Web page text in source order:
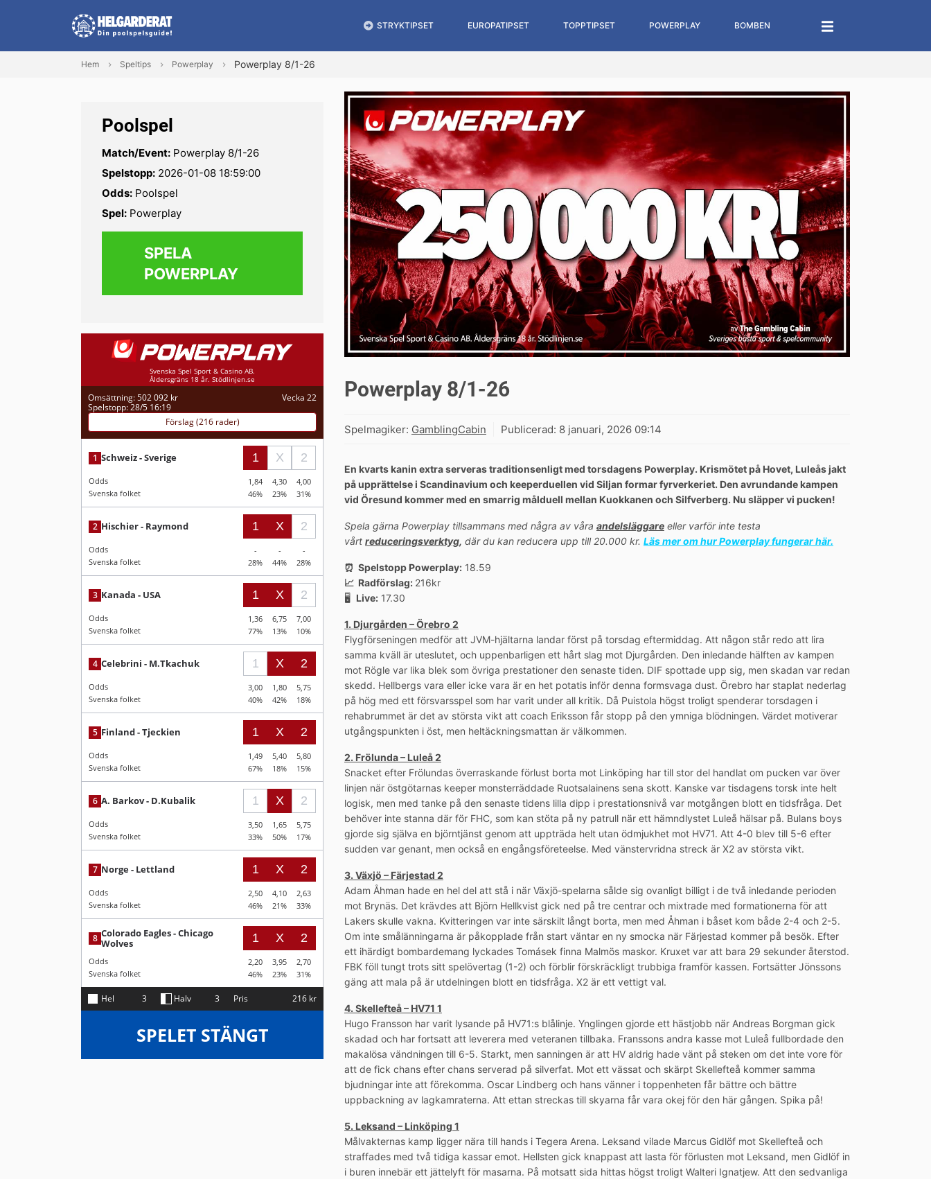
STRYKTIPSET EUROPATIPSET TOPPTIPSET POWERPLAY BOMBEN
Hem Speltips Powerplay Powerplay 8/1-26
Poolspel
Match/Event: Powerplay 8/1-26
Spelstopp: 2026-01-08 18:59:00
Odds: Poolspel
Spel: Powerplay
SPELA
POWERPLAY
Powerplay 8/1-26
Spelmagiker: GamblingCabin Publicerad: 8 januari, 2026 09:14
En kvarts kanin extra serveras traditionsenligt med torsdagens Powerplay. Krismötet på Hovet, Luleås jakt
på upprättelse i Scandinavium och keeperduellen vid Siljan formar fyrverkeriet. Den avrundande kampen
vid Öresund kommer med en smarrig målduell mellan Kuokkanen och Silfverberg. Nu släpper vi pucken!
Spela gärna Powerplay tillsammans med några av våra andelsläggare eller varför inte testa
vårt reduceringsverktyg, där du kan reducera upp till 20.000 kr. Läs mer om hur Powerplay fungerar här.
⏰ Spelstopp Powerplay: 18.59
📈 Radförslag: 216kr
🖥 Live: 17.30
1. Djurgården – Örebro 2
Flygförseningen medför att JVM-hjältarna landar först på torsdag eftermiddag. Att någon står redo att lira
samma kväll är uteslutet, och uppenbarligen ett hårt slag mot Djurgården. Den inledande hälften av kampen
mot Rögle var lika blek som övriga prestationer den senaste tiden. DIF spottade upp sig, men skadan var redan
skedd. Hellbergs vara eller icke vara är en het potatis inför denna formsvaga dust. Örebro har staplat nederlag
på hög med ett försvarsspel som har varit under all kritik. Då Puistola högst troligt spenderar torsdagen i
rehabrummet är det av största vikt att coach Eriksson får stopp på den ymniga blödningen. Värdet motiverar
utgångspunkten i öst, men heltäckningsmattan är välkommen.
2. Frölunda – Luleå 2
Snacket efter Frölundas överraskande förlust borta mot Linköping har till stor del handlat om pucken var över
linjen när östgötarnas keeper monsterräddade Ruotsalainens sena skott. Kanske var tisdagens torsk inte helt
logisk, men med tanke på den senaste tidens lilla dipp i prestationsnivå var motgången blott en tidsfråga. Det
behöver inte stanna där för FHC, som kan stöta på ny patrull när ett hämndlystet Luleå hälsar på. Bulans boys
gjorde sig själva en björntjänst genom att uppträda helt utan ödmjukhet mot HV71. Att 4-0 blev till 5-6 efter
sudden var genant, men också en engångsföreteelse. Med vänstervridna streck är X2 av största vikt.
3. Växjö – Färjestad 2
Adam Åhman hade en hel del att stå i när Växjö-spelarna sålde sig ovanligt billigt i de två inledande perioden
mot Brynäs. Det krävdes att Björn Hellkvist gick ned på tre centrar och mixtrade med formationerna för att
Lakers skulle vakna. Kvitteringen var inte särskilt långt borta, men med Åhman i båset kom både 2-4 och 2-5.
Om inte smålänningarna är påkopplade från start väntar en ny smocka när Färjestad kommer på besök. Efter
ett ihärdigt bombardemang lyckades Tomásek finna Malmös maskor. Kruxet var att bara 29 sekunder återstod.
FBK föll tungt trots sitt spelövertag (1-2) och förblir förskräckligt trubbiga framför kassen. Fortsätter Jönssons
gäng att mala på är utdelningen blott en tidsfråga. X2 är ett vettigt val.
4. Skellefteå – HV71 1
Hugo Fransson har varit lysande på HV71:s blålinje. Ynglingen gjorde ett hästjobb när Andreas Borgman gick
skadad och har fortsatt att leverera med veteranen tillbaka. Franssons andra kasse mot Luleå fullbordade den
makalösa vändningen till 6-5. Starkt, men sanningen är att HV aldrig hade vänt på steken om det inte vore för
att de fick chans efter chans serverad på silverfat. Mot ett vässat och skärpt Skellefteå kommer samma
bjudningar inte att förekomma. Oscar Lindberg och hans vänner i toppenheten får bättre och bättre
uppbackning av lagkamraterna. Att ettan streckas till skyarna får vara okej för den här gången. Spika på!
5. Leksand – Linköping 1
Målvakternas kamp ligger nära till hands i Tegera Arena. Leksand vilade Marcus Gidlöf mot Skellefteå och
straffades med två tidiga kassar emot. Hellsten gick knappast att lasta för förlusten mot Leksand, men Gidlöf in
i buren innebär ett jättelyft för masarna. På motsatt sida hittas högst troligt Walteri Ignatjew. Att den sedvanliga